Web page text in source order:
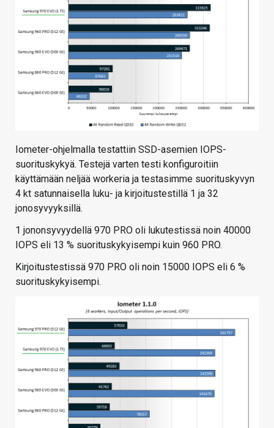
Iometer-ohjelmalla testattiin SSD-asemien IOPS-
suorituskykyä. Testejä varten testi konfiguroitiin
käyttämään neljää workeria ja testasimme suorituskyvyn
4 kt satunnaisella luku- ja kirjoitustestillä 1 ja 32
jonosyvyyksillä.
1 jononsyvyydellä 970 PRO oli lukutestissä noin 40000
IOPS eli 13 % suorituskykyisempi kuin 960 PRO.
Kirjoitustestissä 970 PRO oli noin 15000 IOPS eli 6 %
suorituskykyisempi.